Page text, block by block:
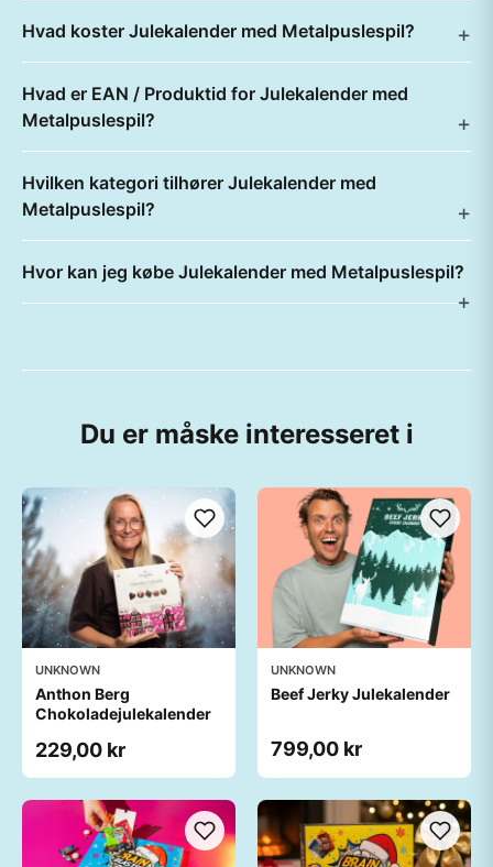
Hvad koster Julekalender med Metalpuslespil?
Hvad er EAN / Produktid for Julekalender med
Metalpuslespil?
Hvilken kategori tilhører Julekalender med
Metalpuslespil?
Hvor kan jeg købe Julekalender med Metalpuslespil?
Du er måske interesseret i
UNKNOWN
Anthon Berg
Chokoladejulekalender
229,00 kr
UNKNOWN
Beef Jerky Julekalender
799,00 kr